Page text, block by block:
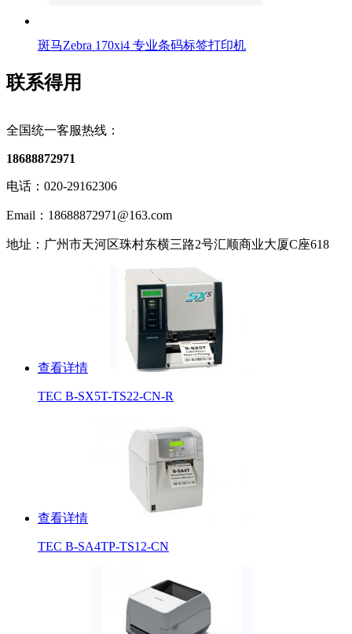
斑马Zebra 170xi4 专业条码标签打印机
联系得用
全国统一客服热线：
18688872971
电话：020-29162306
Email：18688872971@163.com
地址：广州市天河区珠村东横三路2号汇顺商业大厦C座618
查看详情
TEC B-SX5T-TS22-CN-R
查看详情
TEC B-SA4TP-TS12-CN